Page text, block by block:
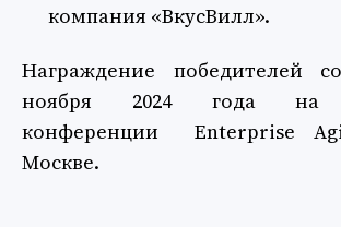
компания «ВкусВилл».
Награждение победителей
ноября 2024 года на
конференции Enterprise
Москве.